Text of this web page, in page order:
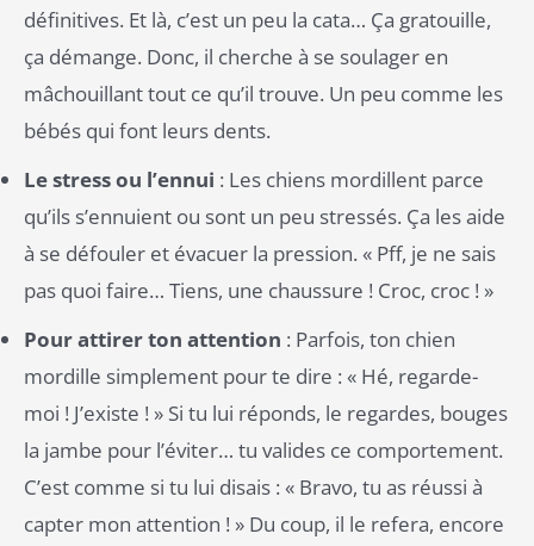
définitives. Et là, c’est un peu la cata… Ça gratouille,
ça démange. Donc, il cherche à se soulager en
mâchouillant tout ce qu’il trouve. Un peu comme les
bébés qui font leurs dents.
Le stress ou l’ennui : Les chiens mordillent parce
qu’ils s’ennuient ou sont un peu stressés. Ça les aide
à se défouler et évacuer la pression. « Pff, je ne sais
pas quoi faire… Tiens, une chaussure ! Croc, croc ! »
Pour attirer ton attention : Parfois, ton chien
mordille simplement pour te dire : « Hé, regarde-
moi ! J’existe ! » Si tu lui réponds, le regardes, bouges
la jambe pour l’éviter… tu valides ce comportement.
C’est comme si tu lui disais : « Bravo, tu as réussi à
capter mon attention ! » Du coup, il le refera, encore